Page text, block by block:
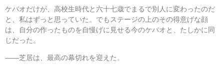
ケバオだけが、高校生時代と六十七歳でまるで別人に変わったのだ
と、私はずっと思っていた。でもステージの上のその得意げな顔
は、自分の作ったものを自慢げに見せる今のケバオと、たしかに同
じだった。
――芝居は、最高の幕切れを迎えた。